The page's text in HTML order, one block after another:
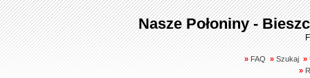
Nasze Połoniny -
» FAQ » Szukaj »
»